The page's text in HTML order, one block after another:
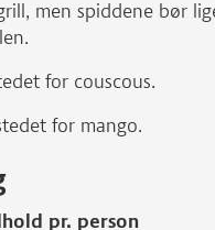
men spiddene bør
for couscous.
for mango.
pr. person